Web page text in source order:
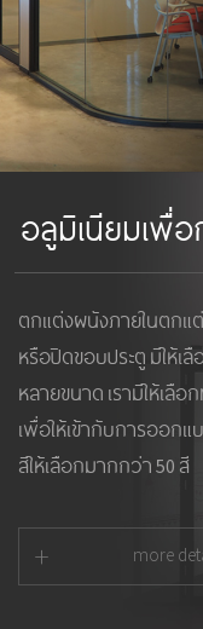
อลูมิเนียมเพื่
ตกแต่งผนังภายในตกแ
หรือปิดขอบประตู มีให้เ
หลายขนาด เรามีให้เลือ
เพื่อให้เข้ากับการออก
สีให้เลือกมากกว่า 50 สี
+ more